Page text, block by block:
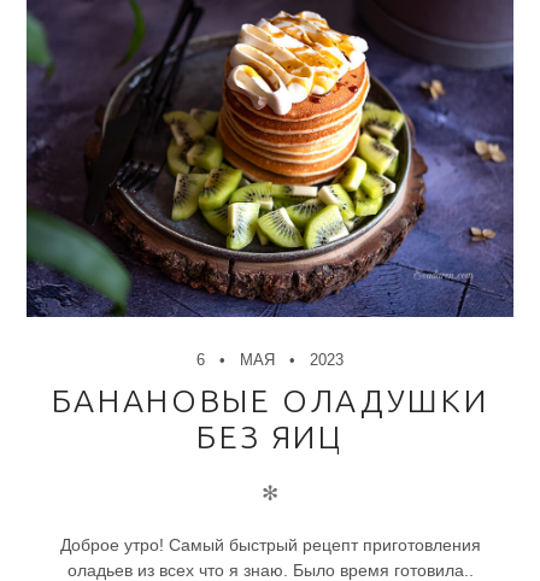
6 МАЯ 2023
БАНАНОВЫЕ ОЛАДУШКИ
БЕЗ ЯИЦ
✻
Доброе утро! Самый быстрый рецепт приготовления
оладьев из всех что я знаю. Было время готовила..